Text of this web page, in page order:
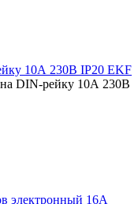
10А 230В IP20 EKF
DIN-рейку 10А 230В
электронный 16А